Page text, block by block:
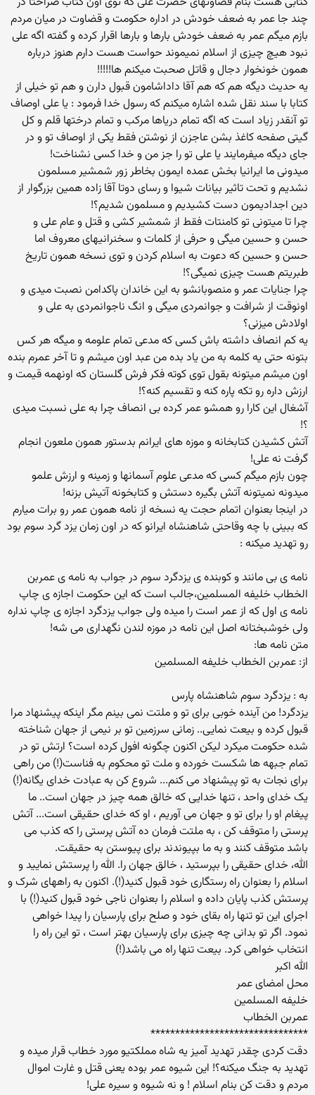
چند جا عمر به ضعف خودش در اداره حکومت و قضاوت در میان مردم
بازم میگم عمر به ضعف خودش بارها و بارها اقرار کرده و گفته اگه علی
نبود هیچ چیزی از اسلام نمیموند حواست هست دارم هنوز درباره
همون خونخوار دجال و قاتل صحبت میکنم ها!!!!!
یه حدیث دیگه هم که هم آقا داداشامون قبول دارن و هم تو خیلی از
کتابا با سند نقل شده اشاره میکنم که رسول خدا فرمود : یا علی اوصاف
تو آنقدر زیاد است که اگه تمام دریاها مرکب و تمام درختها قلم و کل
گیتی صفحه کاغذ بشن عاجزن از نوشتن فقط یکی از اوصاف تو و در
جای دیگه میفرمایند یا علی تو را جز من و خدا کسی نشناخت!
میدونی ما ایرانیا بخش عمده ایمون بخاطر زور شمشیر مسلمون
نشدیم و تحت تاثیر بیانات شیوا و رسای دوتا آقا زاده همین بزرگوار از
دین اجدادیمون دست کشیدیم و مسلمون شدیم؟!
چرا تا میتونی تو کامنتات فقط از شمشیر کشی و قتل و عام علی و
حسن و حسین میگی و حرفی از کلمات و سخنرانیهای معروف اما
حسن و حسین که دعوت به اسلام کردن و توی نسخه همون تاریخ
طبریتم هست چیزی نمیگی؟!
چرا جنایات عمر و منصوبانشو به این خاندان پاکدامن نصبت میدی و
اونوقت از شرافت و جوانمردی میگی و انگ ناجوانمردی به علی و
اولادش میزنی؟
یه کم انصاف داشته باش کسی که مدعی تمام علومه و میگه هر کس
بتونه حتی یه کلمه به من یاد بده من عبد اون میشم و تا آخر عمرم بنده
اون میشم میتونه بقول توی کوته فکر فرش گلستان که اونهمه قیمت و
ارزش داره رو تکه پاره کنه و تقسیم کنه؟!
آشغال این کارا رو همشو عمر کرده بی انصاف چرا به علی نسبت میدی
؟!
آتش کشیدن کتابخانه و موزه های ایرانم بدستور همون ملعون انجام
گرفت نه علی!
چون بازم میگم کسی که مدعی علوم آسمانها و زمینه و ارزش علمو
میدونه نمیتونه آتش بگیره دستش و کتابخونه آتیش بزنه!
در اینجا بعنوان اتمام حجت یه نسخه از نامه همون عمر رو برات میارم
که ببینی با چه وقاحتی شاهنشاه ایرانو که در اون زمان یزد گرد سوم بود
رو تهدید میکنه :
نامه ی بی مانند و کوبنده ی یزدگرد سوم در جواب به نامه ی عمربن
الخطاب خلیفه المسلمین،جالب است که این حکومت اجازه ی چاپ
نامه ی اول که از عمر است را میده ولی جواب یزدگرد اجازه ی چاپ نداره
ولی خوشبختانه اصل این نامه در موزه لندن نگهداری می شه!
متن نامه ها:
از: عمربن الخطاب خلیفه المسلمین
به : یزدگرد سوم شاهنشاه پارس
یزدگرد! من آینده خوبی برای تو و ملتت نمی بینم مگر اینکه پیشنهاد مرا
قبول کرده و بیعت نمایی.. زمانی سرزمین تو بر نیمی از جهان شناخته
شده حکومت میکرد لیکن اکنون چگونه افول کرده است؟ ارتش تو در
تمام جبهه ها شکست خورده و ملت تو محکوم به فناست(!) من راهی
برای نجات به تو پیشنهاد می کنم... شروع کن به عبادت خدای یگانه(!)
یک خدای واحد ، تنها خدایی که خالق همه چیز در جهان است.. ما
پیغام او را برای تو و جهان می آوریم ، او که خدای حقیقی است... آتش
پرستی را متوقف کن ، به ملتت فرمان ده آتش پرستی را که کذب می
باشد متوقف کنند و به ما بپیوندند برای پیوستن به حقیقت.
الله، خدای حقیقی را بپرستید ، خالق جهان را. الله را پرستش نمایید و
اسلام را بعنوان راه رستگاری خود قبول کنید(!). اکنون به راههای شرک و
پرستش کذب پایان داده و اسلام را بعنوان ناجی خود قبول کنید(!) با
اجرای این تو تنها راه بقای خود و صلح برای پارسیان را پیدا خواهی
نمود. اگر تو بدانی چه چیزی برای پارسیان بهتر است ، تو این راه را
انتخاب خواهی کرد. بیعت تنها راه می باشد(!)
الله اکبر
محل امضای عمر
خلیفه المسلمین
عمربن الخطاب
********************************
دقت کردی چقدر تهدید آمیز یه شاه مملکتیو مورد خطاب قرار میده و
تهدید به جنگ میکنه؟! این شیوه عمر بوده یعنی قتل و غارت اموال
مردم و دقت کن بنام اسلام ! و نه شیوه و سیره علی!